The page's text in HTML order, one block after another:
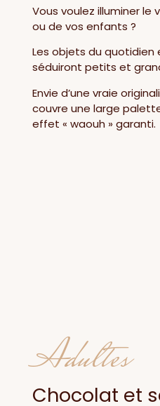
Vous voulez illuminer le
ou de vos enfants ?
Les objets du quotidien
séduiront petits et
Envie d’une vraie
couvre une large
effet « waouh » garanti.
Adultes
Chocolat et